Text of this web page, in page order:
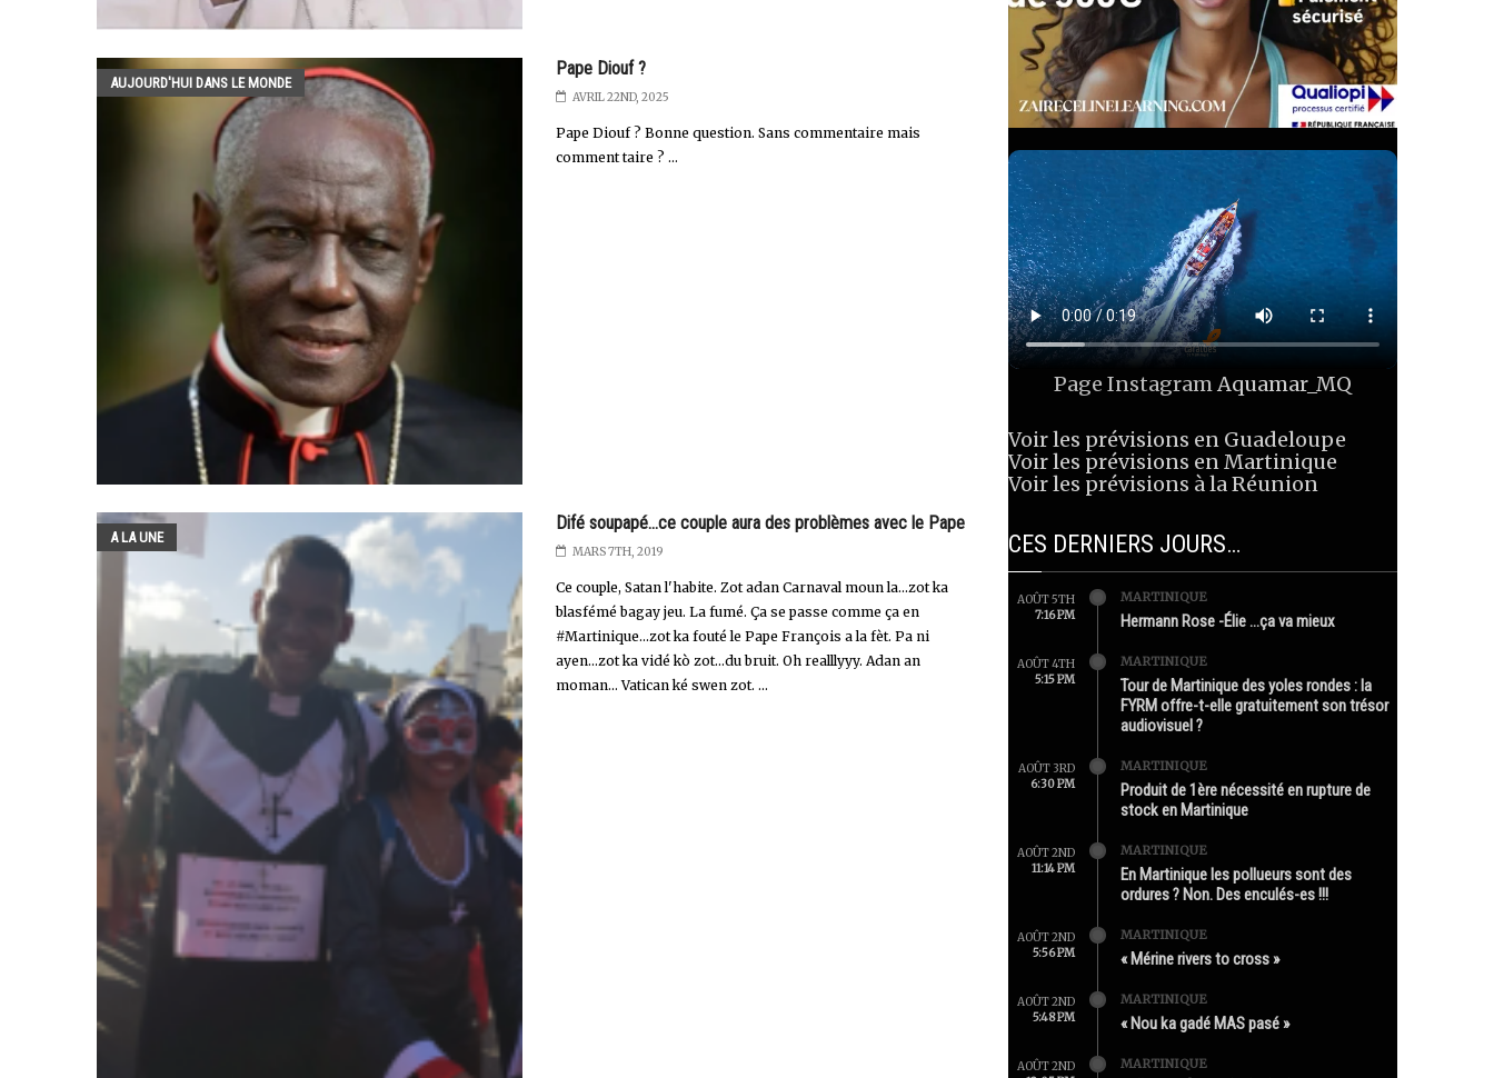
AUJOURD'HUI DANS LE MONDE
Pape Diouf ?
AVRIL 22ND, 2025
Pape Diouf ? Bonne question. Sans commentaire mais
comment taire ? ...
A LA UNE
Difé soupapé...ce couple aura des problèmes avec le Pape
MARS 7TH, 2019
Ce couple, Satan l'habite. Zot adan Carnaval moun la...zot ka
blasfémé bagay jeu. La fumé. Ça se passe comme ça en
#Martinique...zot ka fouté le Pape François a la fèt. Pa ni
ayen...zot ka vidé kò zot...du bruit. Oh realllyyy. Adan an
moman... Vatican ké swen zot. ...
Page InstagramAquamar_MQ
Voir les prévisions en Guadeloupe
Voir les prévisions en Martinique
Voir les prévisions à la Réunion
CES DERNIERS JOURS…
AOÛT 5TH
7:16 PM
MARTINIQUE
Hermann Rose -Élie …ça va mieux
AOÛT 4TH
5:15 PM
MARTINIQUE
Tour de Martinique des yoles rondes : la
FYRM offre-t-elle gratuitement son trésor
audiovisuel ?
AOÛT 3RD
6:30 PM
MARTINIQUE
Produit de 1ère nécessité en rupture de
stock en Martinique
AOÛT 2ND
11:14 PM
MARTINIQUE
En Martinique les pollueurs sont des
ordures ? Non. Des enculés-es !!!
AOÛT 2ND
5:56 PM
MARTINIQUE
« Mérine rivers to cross »
AOÛT 2ND
5:48 PM
MARTINIQUE
« Nou ka gadé MAS pasé »
AOÛT 2ND
MARTINIQUE